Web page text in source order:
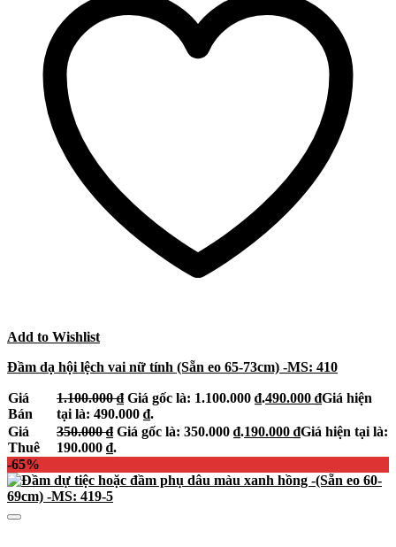
Add to Wishlist
Đầm dạ hội lệch vai nữ tính (Sẵn eo 65-73cm) -MS: 410
Giá
Bán
1.100.000₫ Giá gốc là: 1.100.000 ₫.490.000 ₫Giá hiện
tại là: 490.000 ₫.
Giá
Thuê
350.000₫ Giá gốc là: 350.000 ₫.190.000 ₫Giá hiện tại là:
190.000 ₫.
-65%